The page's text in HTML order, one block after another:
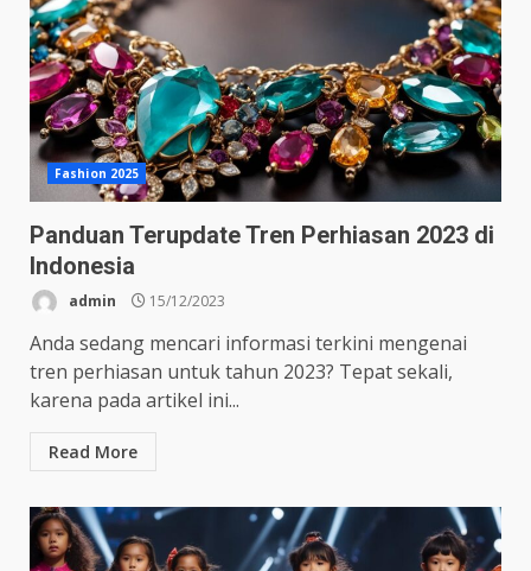
Fashion 2025
Panduan Terupdate Tren Perhiasan 2023 di
Indonesia
admin 15/12/2023
Anda sedang mencari informasi terkini mengenai
tren perhiasan untuk tahun 2023? Tepat sekali,
karena pada artikel ini...
Read More